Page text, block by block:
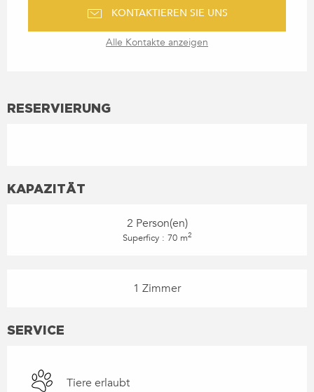
KONTAKTIEREN SIE UNS
Alle Kontakte anzeigen
RESERVIERUNG
KAPAZITÄT
2 Person(en)
Superficy : 70 m2
1 Zimmer
SERVICE
Tiere erlaubt